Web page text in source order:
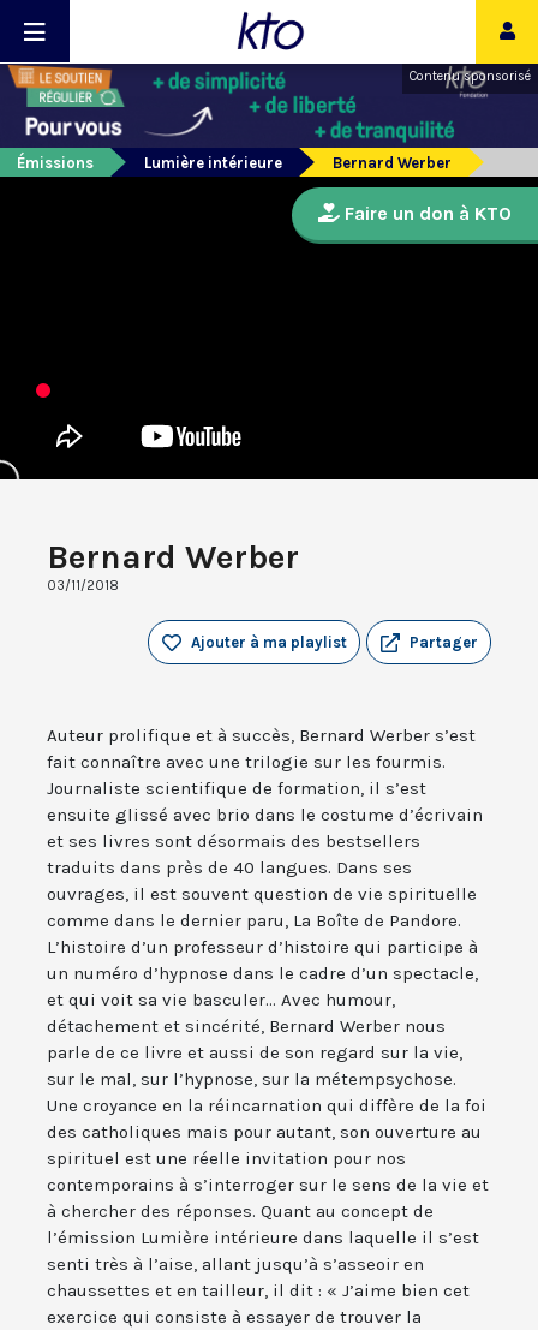
Contenu sponsorisé
Émissions Lumière intérieure Bernard Werber
Bernard Werber
03/11/2018
Partager
Ajouter à ma playlist
Auteur prolifique et à succès, Bernard Werber s’est
fait connaître avec une trilogie sur les fourmis.
Journaliste scientifique de formation, il s’est
ensuite glissé avec brio dans le costume d’écrivain
et ses livres sont désormais des bestsellers
traduits dans près de 40 langues. Dans ses
ouvrages, il est souvent question de vie spirituelle
comme dans le dernier paru, La Boîte de Pandore.
L’histoire d’un professeur d’histoire qui participe à
un numéro d’hypnose dans le cadre d’un spectacle,
et qui voit sa vie basculer... Avec humour,
détachement et sincérité, Bernard Werber nous
parle de ce livre et aussi de son regard sur la vie,
sur le mal, sur l’hypnose, sur la métempsychose.
Une croyance en la réincarnation qui diffère de la foi
des catholiques mais pour autant, son ouverture au
spirituel est une réelle invitation pour nos
contemporains à s’interroger sur le sens de la vie et
à chercher des réponses. Quant au concept de
l’émission Lumière intérieure dans laquelle il s’est
senti très à l’aise, allant jusqu’à s’asseoir en
chaussettes et en tailleur, il dit : « J’aime bien cet
exercice qui consiste à essayer de trouver la
Faire un don à KTO